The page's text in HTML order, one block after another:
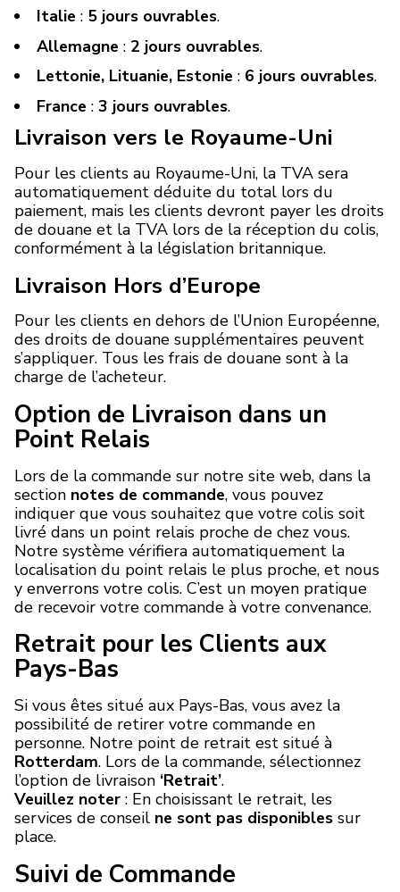
Italie : 5 jours ouvrables.
Allemagne : 2 jours ouvrables.
Lettonie, Lituanie, Estonie : 6 jours ouvrables.
France : 3 jours ouvrables.
Livraison vers le Royaume-Uni
Pour les clients au Royaume-Uni, la TVA sera
automatiquement déduite du total lors du
paiement, mais les clients devront payer les droits
de douane et la TVA lors de la réception du colis,
conformément à la législation britannique.
Livraison Hors d’Europe
Pour les clients en dehors de l’Union Européenne,
des droits de douane supplémentaires peuvent
s’appliquer. Tous les frais de douane sont à la
charge de l’acheteur.
Option de Livraison dans un
Point Relais
Lors de la commande sur notre site web, dans la
section notes de commande, vous pouvez
indiquer que vous souhaitez que votre colis soit
livré dans un point relais proche de chez vous.
Notre système vérifiera automatiquement la
localisation du point relais le plus proche, et nous
y enverrons votre colis. C’est un moyen pratique
de recevoir votre commande à votre convenance.
Retrait pour les Clients aux
Pays-Bas
Si vous êtes situé aux Pays-Bas, vous avez la
possibilité de retirer votre commande en
personne. Notre point de retrait est situé à
Rotterdam. Lors de la commande, sélectionnez
l’option de livraison ‘Retrait’.
Veuillez noter : En choisissant le retrait, les
services de conseil ne sont pas disponibles sur
place.
Suivi de Commande